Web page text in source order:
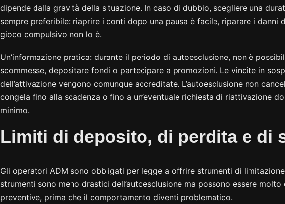
dipende dalla gravità della situazione. In caso di dubbio, scegliere una
sempre preferibile: riaprire i conti dopo una pausa è facile, riparare i danni
gioco compulsivo non lo è.
Un’informazione pratica: durante il periodo di autoesclusione, non è
scommesse, depositare fondi o partecipare a promozioni. Le vincite in
dell’attivazione vengono comunque accreditate. L’autoesclusione non
congela fino alla scadenza o fino a un’eventuale richiesta di riattivazione
minimo.
Limiti di deposito, di perdita e di
Gli operatori ADM sono obbligati per legge a offrire strumenti di
strumenti sono meno drastici dell’autoesclusione ma possono essere
preventive, prima che il comportamento diventi problematico.